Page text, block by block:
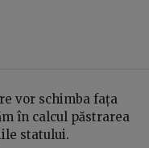
vor schimba fața
în calcul păstrarea
statului.